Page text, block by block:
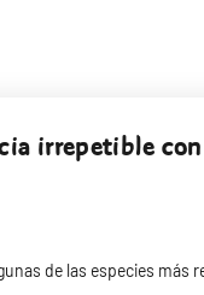
irrepetible
de las especies más